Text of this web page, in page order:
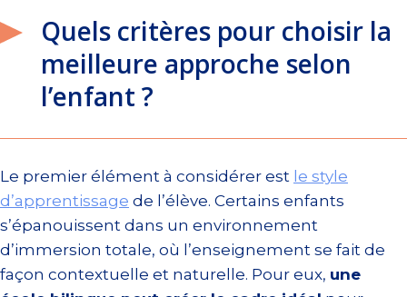
Quels critères pour choisir la
meilleure approche selon
l’enfant ?
Le premier élément à considérer est le style
d’apprentissage de l’élève. Certains enfants
s’épanouissent dans un environnement
d’immersion totale, où l’enseignement se fait de
façon contextuelle et naturelle. Pour eux, une